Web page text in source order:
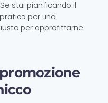
stai pianificando il
per una
per approfittarne